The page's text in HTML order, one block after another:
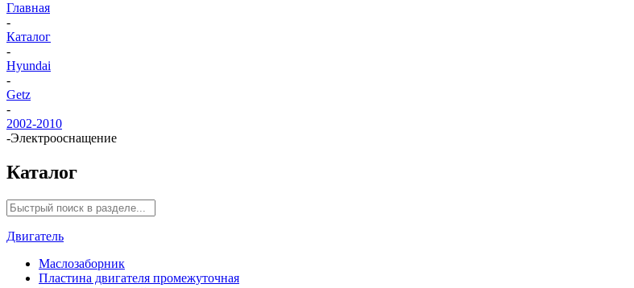
Главная
-
Каталог
-
Hyundai
-
Getz
-
2002-2010
-Электрооснащение
Каталог
Двигатель
Маслозаборник
Пластина двигателя промежуточная